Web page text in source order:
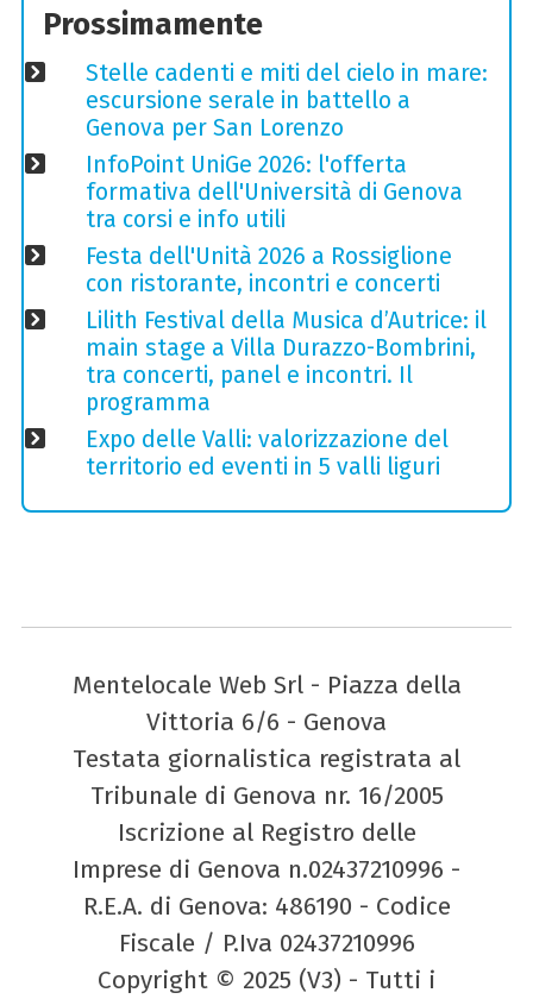
Prossimamente
Stelle cadenti e miti del cielo in mare:
escursione serale in battello a
Genova per San Lorenzo
InfoPoint UniGe 2026: l'offerta
formativa dell'Università di Genova
tra corsi e info utili
Festa dell'Unità 2026 a Rossiglione
con ristorante, incontri e concerti
Lilith Festival della Musica d’Autrice: il
main stage a Villa Durazzo-Bombrini,
tra concerti, panel e incontri. Il
programma
Expo delle Valli: valorizzazione del
territorio ed eventi in 5 valli liguri
Mentelocale Web Srl - Piazza della
Vittoria 6/6 - Genova
Testata giornalistica registrata al
Tribunale di Genova nr. 16/2005
Iscrizione al Registro delle
Imprese di Genova n.02437210996 -
R.E.A. di Genova: 486190 - Codice
Fiscale / P.Iva 02437210996
Copyright © 2025 (V3) - Tutti i